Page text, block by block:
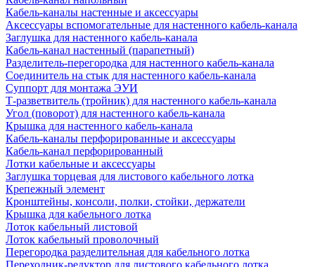
Кабель-каналы настенные и аксессуары
Аксессуары вспомогательные для настенного кабель-канала
Заглушка для настенного кабель-канала
Кабель-канал настенный (парапетный)
Разделитель-перегородка для настенного кабель-канала
Соединитель на стык для настенного кабель-канала
Суппорт для монтажа ЭУИ
Т-разветвитель (тройник) для настенного кабель-канала
Угол (поворот) для настенного кабель-канала
Крышка для настенного кабель-канала
Кабель-каналы перфорированные и аксессуары
Кабель-канал перфорированный
Лотки кабельные и аксессуары
Заглушка торцевая для листового кабельного лотка
Крепежный элемент
Кронштейны, консоли, полки, стойки, держатели
Крышка для кабельного лотка
Лоток кабельный листовой
Лоток кабельный проволочный
Перегородка разделительная для кабельного лотка
Переходник-редуктор для листового кабельного лотка